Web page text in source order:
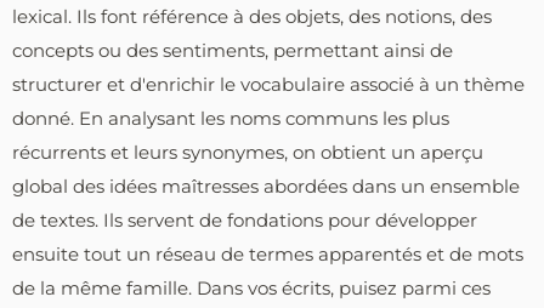
lexical. Ils font référence à des objets, des notions, des
concepts ou des sentiments, permettant ainsi de
structurer et d'enrichir le vocabulaire associé à un thème
donné. En analysant les noms communs les plus
récurrents et leurs synonymes, on obtient un aperçu
global des idées maîtresses abordées dans un ensemble
de textes. Ils servent de fondations pour développer
ensuite tout un réseau de termes apparentés et de mots
de la même famille. Dans vos écrits, puisez parmi ces